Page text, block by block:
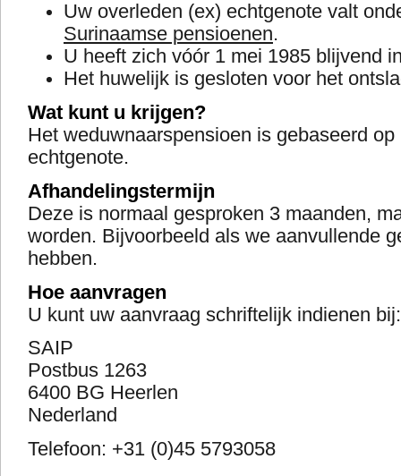
Uw overleden (ex) echtgenote valt
Surinaamse pensioenen.
U heeft zich vóór 1 mei 1985 blijvend
Het huwelijk is gesloten voor het
Wat kunt u krijgen?
Het weduwnaarspensioen is gebaseerd
echtgenote.
Afhandelingstermijn
Deze is normaal gesproken 3 maanden,
worden. Bijvoorbeeld als we aanvullende
hebben.
Hoe aanvragen
U kunt uw aanvraag schriftelijk indienen bij:
SAIP
Postbus 1263
6400 BG Heerlen
Nederland
Telefoon: +31 (0)45 5793058